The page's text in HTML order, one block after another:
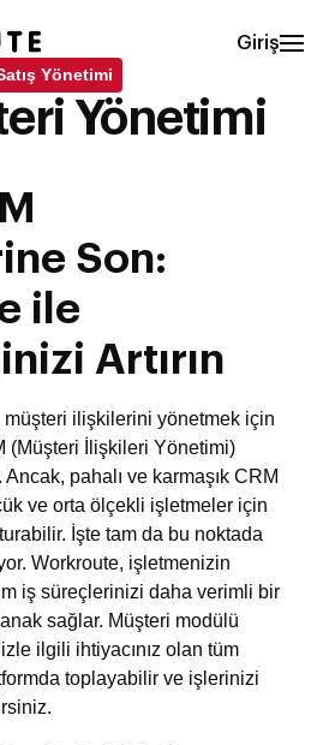
Giriş
Yönetimi
Yönetimi
Son:
ile
Artırın
ilişkilerini yönetmek için
(Müşteri İlişkileri Yönetimi)
pahalı ve karmaşık CRM
ve orta ölçekli işletmeler için
İşte tam da bu noktada
Workroute, işletmenizin
iş süreçlerinizi daha verimli bir
sağlar. Müşteri modülü
ilgili ihtiyacınız olan tüm
toplayabilir ve işlerinizi